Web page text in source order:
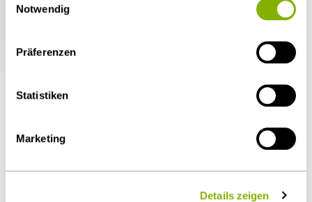
Regelungen das Risiko des staatlichen Zugriffs &
auszuschließen ist. Sie können Ihre Einwilligung jederzeit
über dieCookie-Einstellungen
widerrufen oder ändern.
Notwendig
Präferenzen
Statistiken
Marketing
Details zeigen